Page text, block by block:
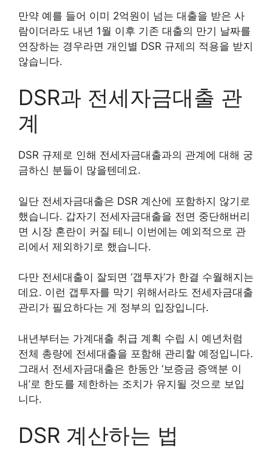
만약 예를 들어 이미 2억원이 넘는 대출을 받은 사
람이더라도 내년 1월 이후 기존 대출의 만기 날짜를
연장하는 경우라면 개인별 DSR 규제의 적용을 받지
않습니다.
DSR과 전세자금대출 관
계
DSR 규제로 인해 전세자금대출과의 관계에 대해 궁
금하신 분들이 많을텐데요.
일단 전세자금대출은 DSR 계산에 포함하지 않기로
했습니다. 갑자기 전세자금대출을 전면 중단해버리
면 시장 혼란이 커질 테니 이번에는 예외적으로 관
리에서 제외하기로 했습니다.
다만 전세대출이 잘되면 ‘갭투자’가 한결 수월해지는
데요. 이런 갭투자를 막기 위해서라도 전세자금대출
관리가 필요하다는 게 정부의 입장입니다.
내년부터는 가계대출 취급 계획 수립 시 예년처럼
전체 총량에 전세대출을 포함해 관리할 예정입니다.
그래서 전세자금대출은 한동안 ‘보증금 증액분 이
내’로 한도를 제한하는 조치가 유지될 것으로 보입
니다.
DSR 계산하는 법